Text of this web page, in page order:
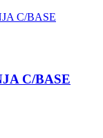
C/BASE